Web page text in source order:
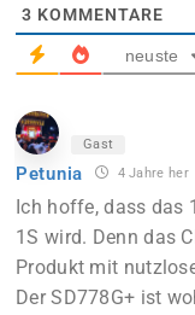
3 KOMMENTARE
neuste
Gast
Petunia 4 Jahre her
Ich hoffe, dass das
1S wird. Denn das
Produkt mit
Der SD778G+ ist